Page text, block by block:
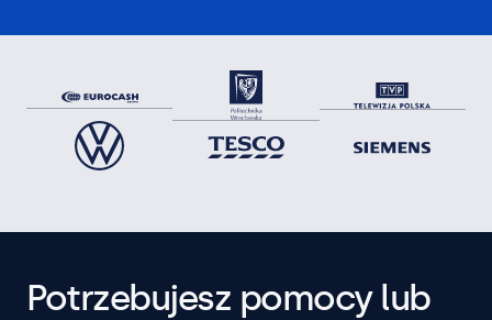
Potrzebujesz pomocy lub